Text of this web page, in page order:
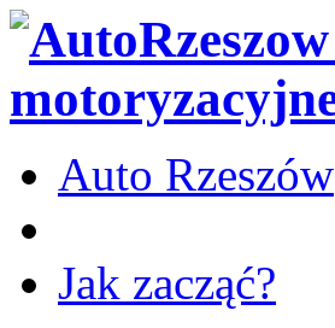
Auto Rzeszów
Jak zacząć?